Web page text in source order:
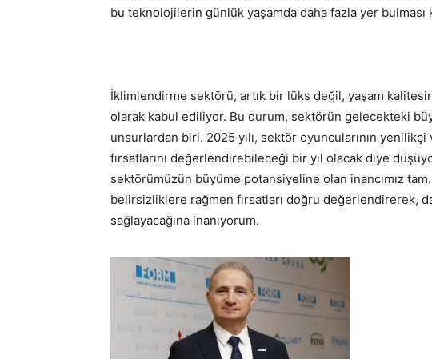
bu teknolojilerin günlük yaşamda daha fazla yer bulması
İklimlendirme sektörü, artık bir lüks değil, yaşam
olarak kabul ediliyor. Bu durum, sektörün gelecekteki
unsurlardan biri. 2025 yılı, sektör oyuncularının
fırsatlarını değerlendirebileceği bir yıl olacak diye
sektörümüzün büyüme potansiyeline olan inancımız
belirsizliklere rağmen fırsatları doğru değerlendirerek,
sağlayacağına inanıyorum.